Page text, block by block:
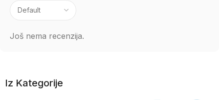
Još nema recenzija.
Iz Kategorije